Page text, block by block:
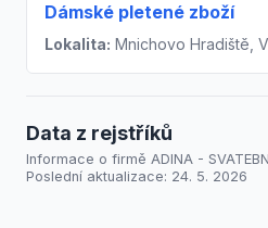
Dámské pletené zboží
Lokalita: Mnichovo Hradiště,
Data z rejstříků
Informace o firmě ADINA -
Poslední aktualizace: 24. 5. 2026